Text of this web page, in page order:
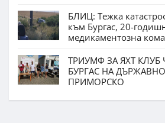
БЛИЦ: Тежка
към Бургас, 20-
медикаментозна кома
ТРИУМФ ЗА ЯХТ
БУРГАС НА
ПРИМОРСКО